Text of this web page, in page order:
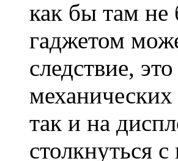
как бы там не
гаджетом
следствие,
так и на
столкнуться